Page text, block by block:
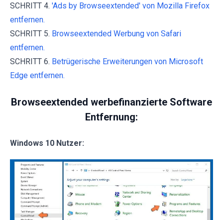
SCHRITT 4. 'Ads by Browseextended' von Mozilla Firefox
entfernen.
SCHRITT 5. Browseextended Werbung von Safari
entfernen.
SCHRITT 6. Betrügerische Erweiterungen von Microsoft
Edge entfernen.
Browseextended werbefinanzierte Software
Entfernung:
Windows 10 Nutzer: